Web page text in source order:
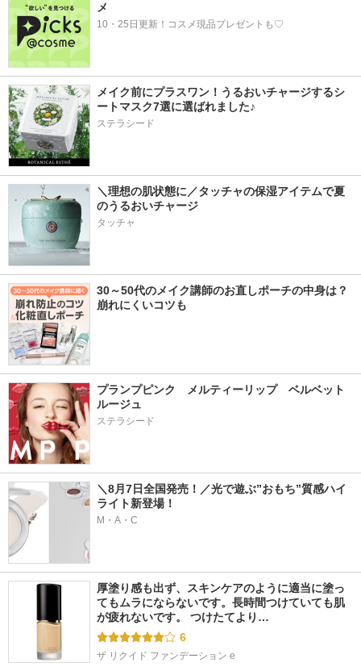
メ
10・25日更新！コスメ現品プレゼントも♡
メイク前にプラスワン！うるおいチャージするシ
ートマスク7選に選ばれました♪
ステラシード
＼理想の肌状態に／タッチャの保湿アイテムで夏
のうるおいチャージ
タッチャ
30～50代のメイク講師のお直しポーチの中身は？
崩れにくいコツも
プランプピンク　メルティーリップ　ベルベット
ルージュ
ステラシード
＼8月7日全国発売！／光で遊ぶ”おもち”質感ハイ
ライト新登場！
M・A・C
厚塗り感も出ず、スキンケアのように適当に塗っ
てもムラにならないです。長時間つけていても肌
が疲れないです。 つけたてより…
6
ザ リクイド ファンデーション e